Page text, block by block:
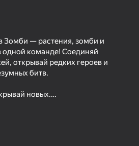
Зомби — растения, зомби и
одной команде! Соединяй
открывай редких героев и
битв.
новых.
ресурсы.